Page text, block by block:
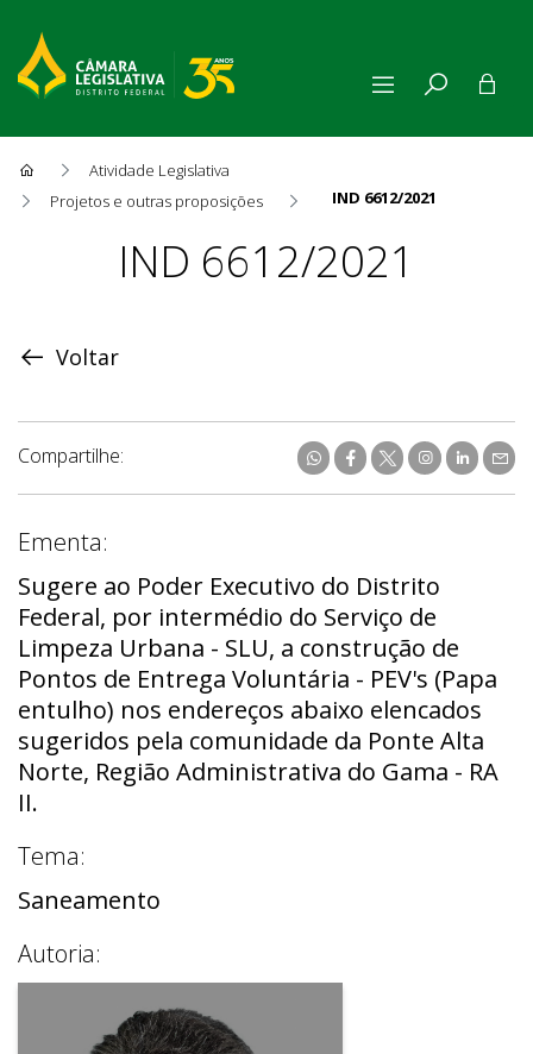
Atividade Legislativa
Projetos e outras proposições
IND 6612/2021
ProposiçãoIND 6612/2021
Voltar
Compartilhe:
Ementa:
Sugere ao Poder Executivo do Distrito
Federal, por intermédio do Serviço de
Limpeza Urbana - SLU, a construção de
Pontos de Entrega Voluntária - PEV's (Papa
entulho) nos endereços abaixo elencados
sugeridos pela comunidade da Ponte Alta
Norte, Região Administrativa do Gama - RA
II.
Tema:
Saneamento
Autoria: